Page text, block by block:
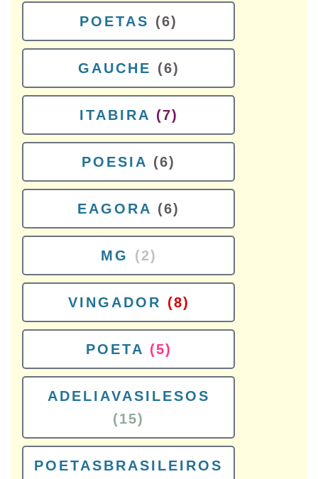
POETAS (6)
GAUCHE (6)
ITABIRA (7)
POESIA (6)
EAGORA (6)
MG (2)
VINGADOR (8)
POETA (5)
ADELIAVASILESOS
(15)
POETASBRASILEIROS